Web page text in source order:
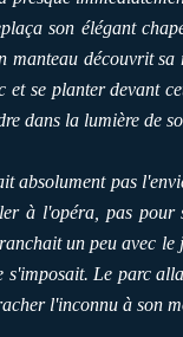
son élégant
manteau découvrit
et se planter devant
dans la lumière de
absolument pas
à l'opéra, pas pour
un peu avec
s'imposait. Le parc
l'inconnu à son